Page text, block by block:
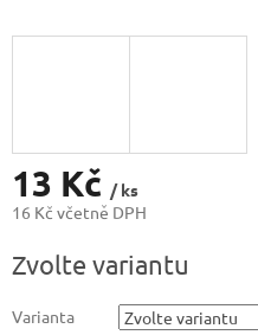
13 Kč / ks
16 Kč včetně DPH
cena:
Zvolte variantu
Varianta